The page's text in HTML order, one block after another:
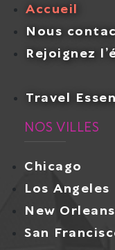
Accueil
Nous
Rejoignez
Travel
NOS VILLES
Chicago
Los Angeles
New Orleans
San